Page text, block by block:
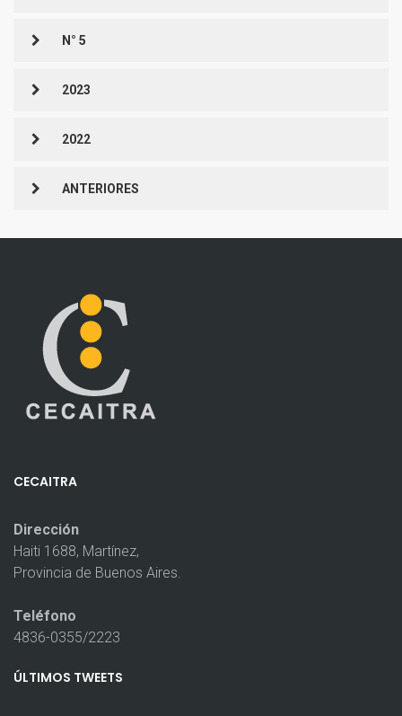
N° 5
2023
2022
ANTERIORES
CECAITRA
Dirección
Haiti 1688, Martínez,
Provincia de Buenos Aires.
Teléfono
4836-0355/2223
ÚLTIMOS TWEETS